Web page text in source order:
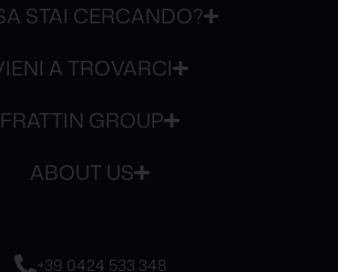
STAI CERCANDO?
A TROVARCI
FRATTIN GROUP
ABOUT US
+39 0424 533 348